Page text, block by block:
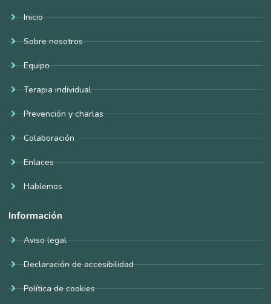
Inicio
Sobre nosotros
Equipo
Terapia individual
Prevención y charlas
Colaboración
Enlaces
Hablemos
Información
Aviso legal
Declaración de accesibilidad
Política de cookies